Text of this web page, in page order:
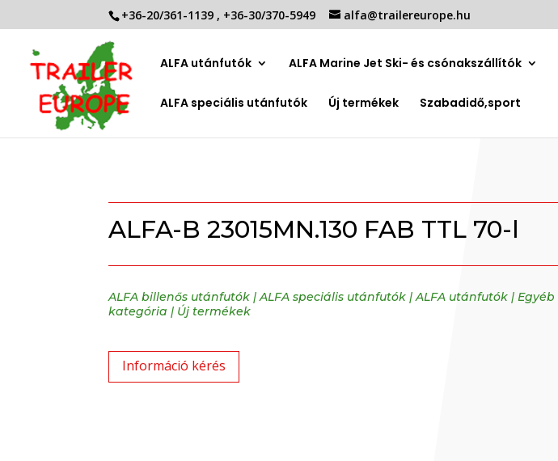
+36-20/361-1139 , +36-30/370-5949 alfa@trailereurope.hu
ALFA utánfutók ALFA Marine Jet Ski- és csónakszállítók
ALFA speciális utánfutók Új termékek Szabadidő,sport
ALFA-B 23015MN.130 FAB TTL 70-l
ALFA billenős utánfutók |ALFA speciális utánfutók |ALFA utánfutók |Egyéb
kategória | Új termékek
Információ kérés